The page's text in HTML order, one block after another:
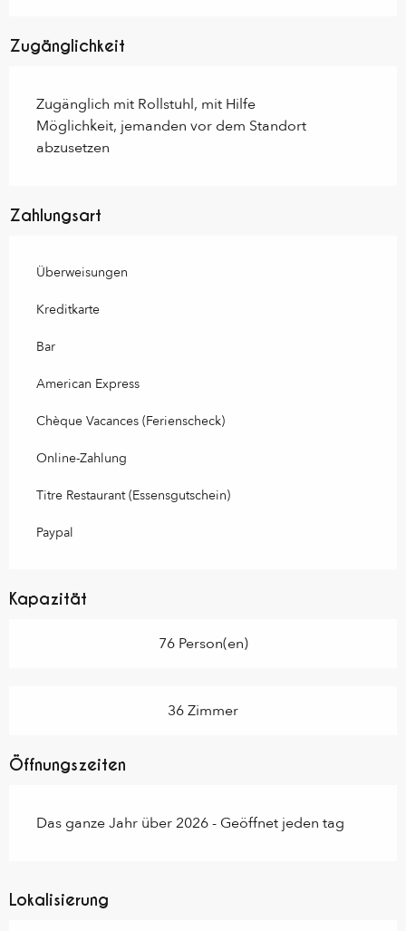
Zugänglichkeit
Zugänglich mit Rollstuhl, mit Hilfe
Möglichkeit, jemanden vor dem Standort
abzusetzen
Zahlungsart
Überweisungen
Kreditkarte
Bar
American Express
Chèque Vacances (Ferienscheck)
Online-Zahlung
Titre Restaurant (Essensgutschein)
Paypal
Kapazität
76 Person(en)
36 Zimmer
Öffnungszeiten
Das ganze Jahr über 2026 - Geöffnet jeden tag
Lokalisierung